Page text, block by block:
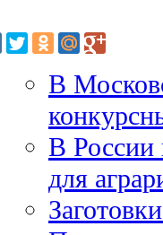
В
В России
для